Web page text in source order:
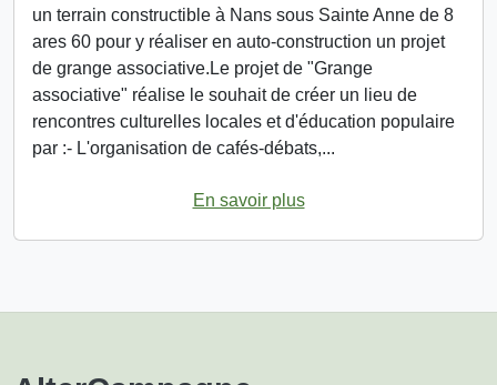
un terrain constructible à Nans sous Sainte Anne de 8
ares 60 pour y réaliser en auto-construction un projet
de grange associative.Le projet de "Grange
associative" réalise le souhait de créer un lieu de
rencontres culturelles locales et d'éducation populaire
par :- L'organisation de cafés-débats,...
En savoir plus